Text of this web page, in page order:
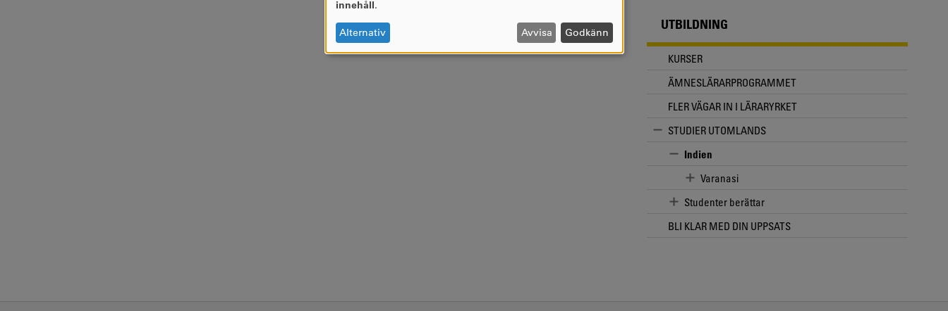
UTBILDNING
KURSER
ÄMNESLÄRARPROGRAMMET
FLER VÄGAR IN I LÄRARYRKET
STUDIER UTOMLANDS
Indien
Varanasi
Studenter berättar
BLI KLAR MED DIN UPPSATS
OCH
COOKIES
innehåll.
Alternativ Avvisa Godkänn